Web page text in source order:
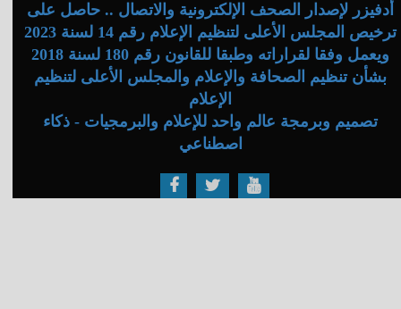
أدفيزر لإصدار الصحف الإلكترونية والاتصال .. حاصل على
ترخيص المجلس الأعلى لتنظيم الإعلام رقم 14 لسنة 2023
ويعمل وفقا لقراراته وطبقا للقانون رقم 180 لسنة 2018
بشأن تنظيم الصحافة والإعلام والمجلس الأعلى لتنظيم
الإعلام
تصميم وبرمجة عالم واحد للإعلام والبرمجيات - ذكاء
اصطناعي